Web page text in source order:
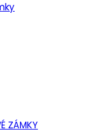
ZÁMKY